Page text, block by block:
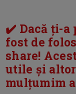
✔️ Dacă ți-a
fost de
share!
utile și
mulțumim